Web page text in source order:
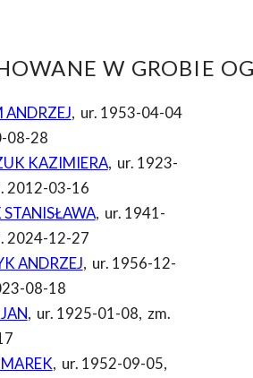
W GROBIE
ANDRZEJ, ur. 1953-04-04
08-28
KAZIMIERA, ur. 1923-
2012-03-16
, ur. 1941-
2024-12-27
ANDRZEJ, ur. 1956-12-
08-18
, ur. 1925-01-08, zm.
, ur. 1952-09-05,